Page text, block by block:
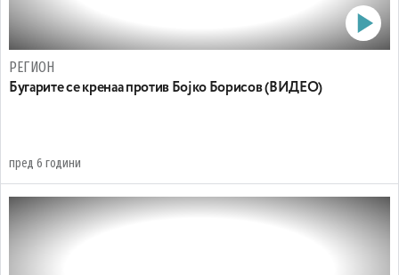
РЕГИОН
Бугарите се кренаа против Бојко Борисов (ВИДЕО)
пред 6 години